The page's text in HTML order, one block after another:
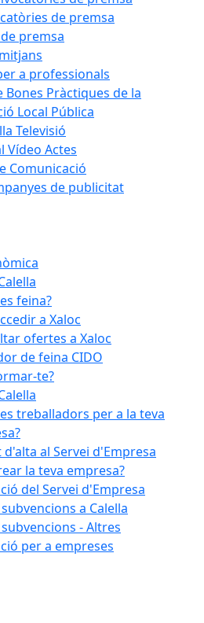
de premsa
premsa
a professionals
Bones Pràctiques de la
Local Pública
Televisió
Vídeo Actes
Comunicació
de publicitat
feina?
a Xaloc
ofertes a Xaloc
de feina CIDO
te?
treballadors per a la teva
d'alta al Servei d'Empresa
la teva empresa?
del Servei d'Empresa
a Calella
- Altres
per a empreses